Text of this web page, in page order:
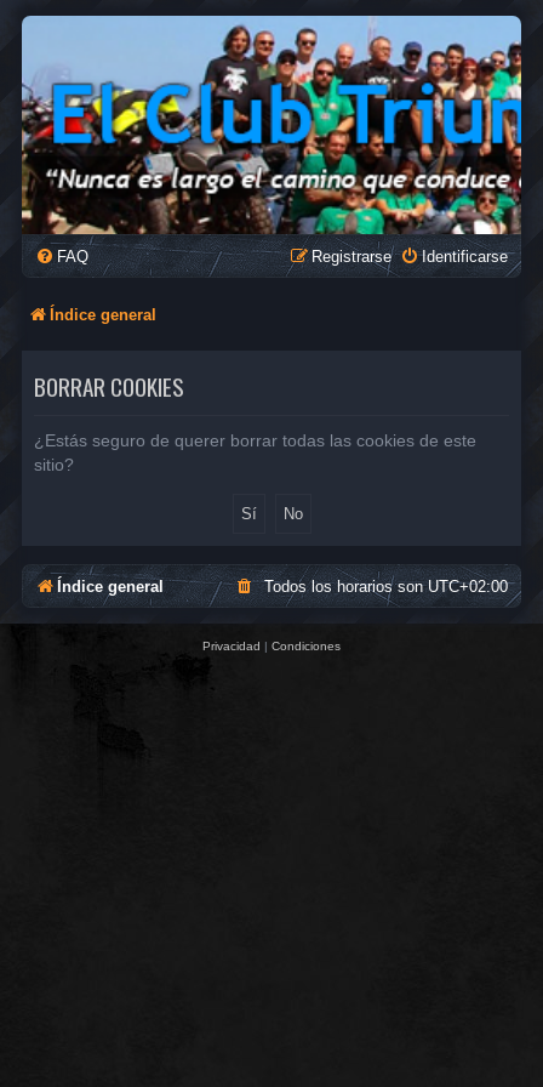
FAQ Identificarse
Registrarse
Índice general
BORRAR COOKIES
¿Estás seguro de querer borrar todas las cookies de este
sitio?
Índice general Todos los horarios sonUTC+02:00
Privacidad | Condiciones